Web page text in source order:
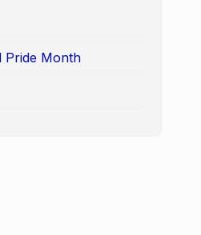
Pride Month